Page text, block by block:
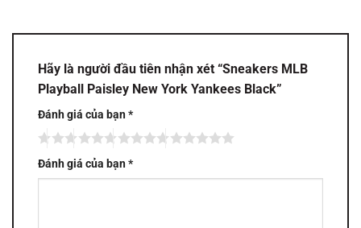
Hãy là người đầu tiên nhận xét “Sneakers MLB
Playball Paisley New York Yankees Black”
Đánh giá của bạn*
Đánh giá của bạn*